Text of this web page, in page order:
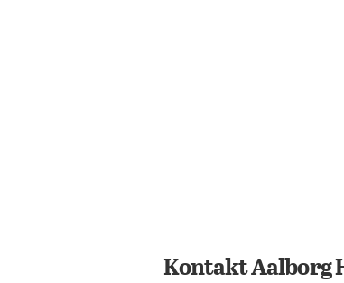
Kontakt Aalborg